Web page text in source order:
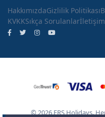
HakkımızdaGizlilik Politikası
KVKKSıkça Sorulanlarİletişim
© 2026 ERS Holidays.